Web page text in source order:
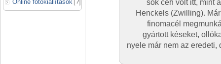
Online fotókiállítások [?]
sok céh volt itt, mint
Henckels (Zwilling).
finomacél
gyártott késeket,
nyele már nem az eredeti,